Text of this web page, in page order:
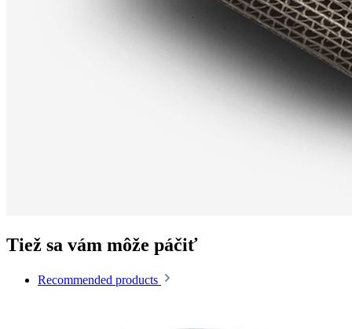
Tiež sa vám môže páčiť
Recommended products